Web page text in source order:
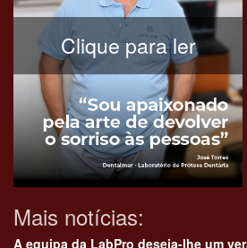
Clique para ler
Mais notícias:
A equipa da LabPro deseja-lhe um